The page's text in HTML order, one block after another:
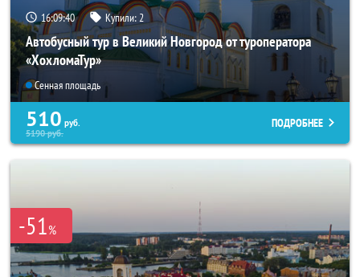
16:09:39 Купили: 2
Автобусный тур в Великий Новгород от туроператора
«ХохломаТур»
Сенная площадь
510 руб.
5190руб.
ПОДРОБНЕЕ
-51%